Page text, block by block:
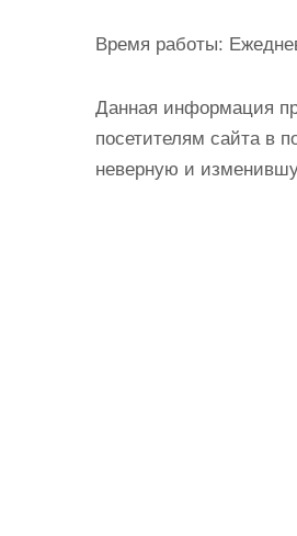
Время работы:
Данная информация
посетителям сайта в
неверную и